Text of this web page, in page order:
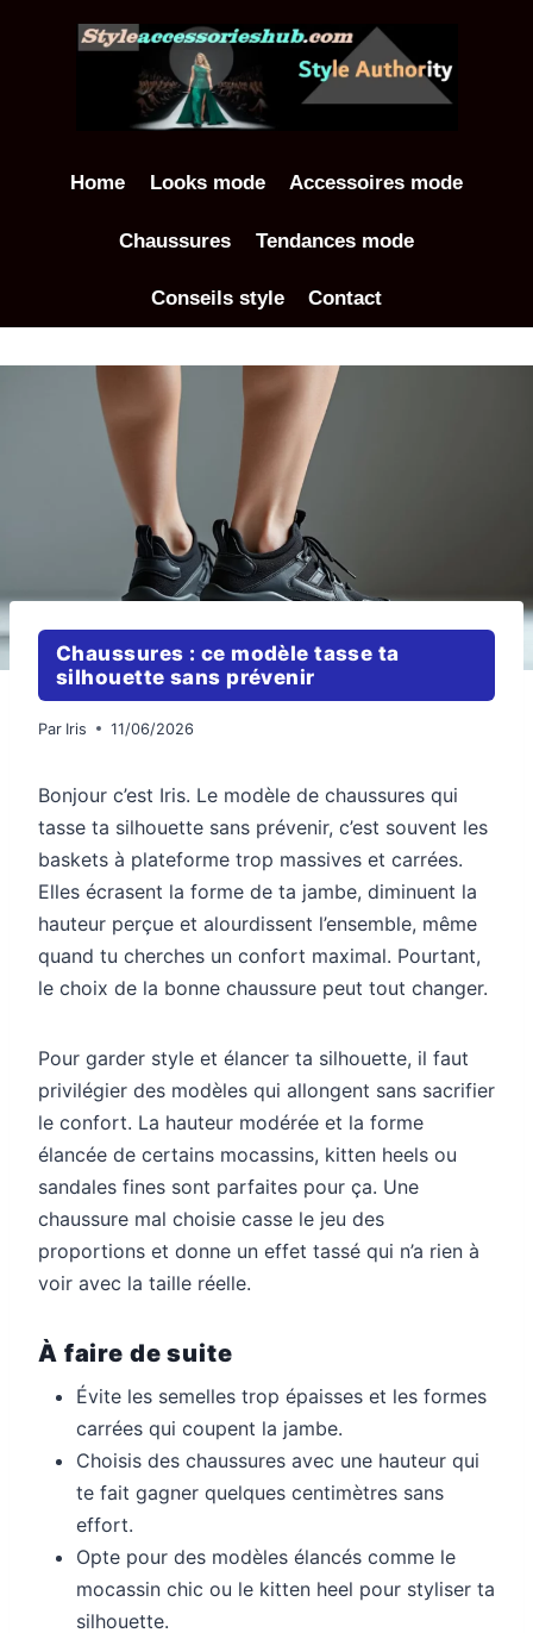
Home Looks mode Accessoires mode
Chaussures Tendances mode
Conseils style Contact
Chaussures : ce modèle tasse ta
silhouette sans prévenir
Par Iris 11/06/2026
Bonjour c’est Iris. Le modèle de chaussures qui
tasse ta silhouette sans prévenir, c’est souvent les
baskets à plateforme trop massives et carrées.
Elles écrasent la forme de ta jambe, diminuent la
hauteur perçue et alourdissent l’ensemble, même
quand tu cherches un confort maximal. Pourtant,
le choix de la bonne chaussure peut tout changer.
Pour garder style et élancer ta silhouette, il faut
privilégier des modèles qui allongent sans sacrifier
le confort. La hauteur modérée et la forme
élancée de certains mocassins, kitten heels ou
sandales fines sont parfaites pour ça. Une
chaussure mal choisie casse le jeu des
proportions et donne un effet tassé qui n’a rien à
voir avec la taille réelle.
À faire de suite
Évite les semelles trop épaisses et les formes
carrées qui coupent la jambe.
Choisis des chaussures avec une hauteur qui
te fait gagner quelques centimètres sans
effort.
Opte pour des modèles élancés comme le
mocassin chic ou le kitten heel pour styliser ta
silhouette.